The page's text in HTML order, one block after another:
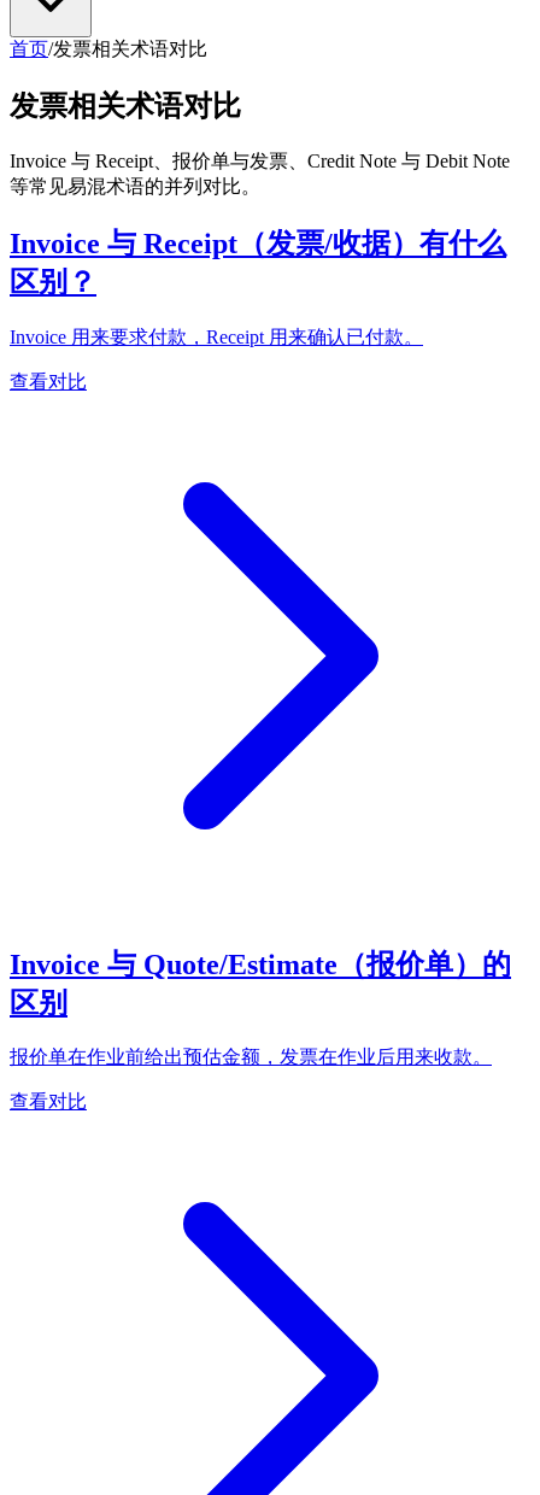
首页/发票相关术语对比
发票相关术语对比
Invoice 与 Receipt、报价单与发票、Credit Note 与 Debit Note
等常见易混术语的并列对比。
Invoice 与 Receipt（发票/收据）有什么
区别？
Invoice 用来要求付款，Receipt 用来确认已付款。
查看对比
Invoice 与 Quote/Estimate（报价单）的
区别
报价单在作业前给出预估金额，发票在作业后用来收款。
查看对比